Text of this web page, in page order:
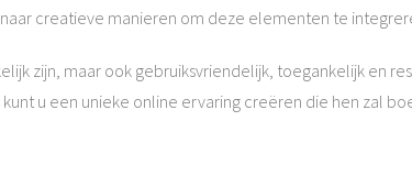
creatieve manieren om deze elementen te
zijn, maar ook gebruiksvriendelijk, toegankelijk en
u een unieke online ervaring creëren die hen zal